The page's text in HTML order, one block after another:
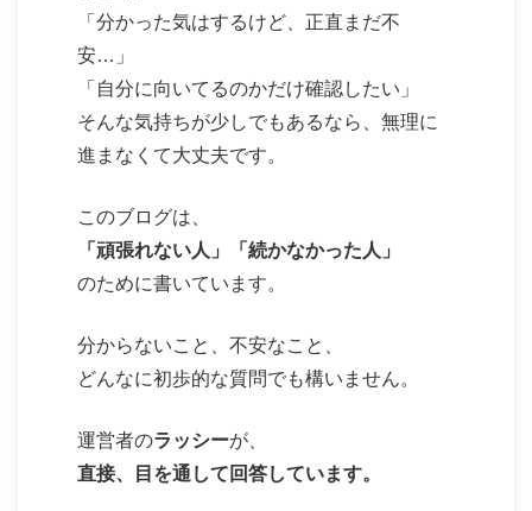
「分かった気はするけど、正直まだ不
安…」
「自分に向いてるのかだけ確認したい」
そんな気持ちが少しでもあるなら、無理に
進まなくて大丈夫です。
このブログは、
「頑張れない人」「続かなかった人」
のために書いています。
分からないこと、不安なこと、
どんなに初歩的な質問でも構いません。
運営者のラッシーが、
直接、目を通して回答しています。